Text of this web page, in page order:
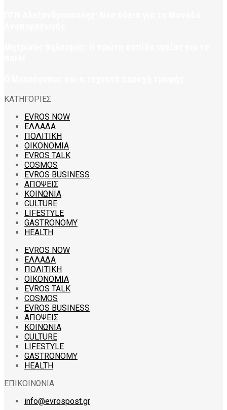
ΚΑΤΗΓΟΡΙΕΣ
EVROS NOW
ΕΛΛΑΔΑ
ΠΟΛΙΤΙΚΗ
ΟΙΚΟΝΟΜΙΑ
EVROS TALK
COSMOS
EVROS BUSINESS
ΑΠΟΨΕΙΣ
ΚΟΙΝΩΝΙΑ
CULTURE
LIFESTYLE
GASTRONOMY
HEALTH
EVROS NOW
ΕΛΛΑΔΑ
ΠΟΛΙΤΙΚΗ
ΟΙΚΟΝΟΜΙΑ
EVROS TALK
COSMOS
EVROS BUSINESS
ΑΠΟΨΕΙΣ
ΚΟΙΝΩΝΙΑ
CULTURE
LIFESTYLE
GASTRONOMY
HEALTH
ΕΠΙΚΟΙΝΩΝΙΑ
info@evrospost.gr